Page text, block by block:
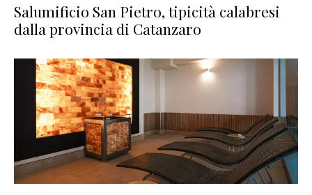
Salumificio San Pietro, tipicità calabresi
dalla provincia di Catanzaro